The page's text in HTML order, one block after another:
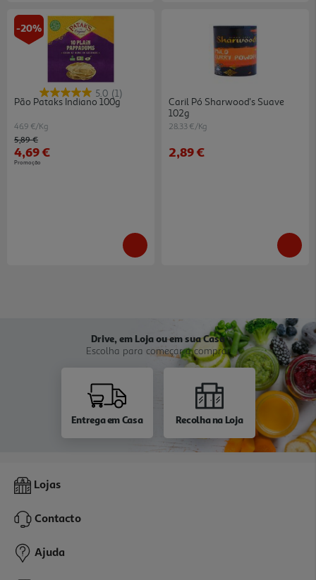
-20%
5.0 (1)
Pão Pataks Indiano 100g
46.9 €/Kg
Price reduced from
5,89 €to
4,69 €
Promoção
Caril Pó Sharwood's Suave
102g
28.33 €/Kg
2,89 €
Drive, em Loja ou em sua Casa
Escolha para começar a comprar
Entrega em Casa Recolha na Loja
Lojas
Contacto
Ajuda